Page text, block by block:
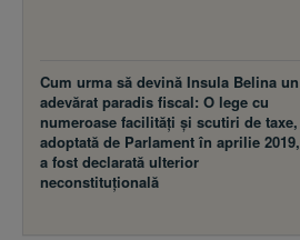
Cum urma să devină Insula Belina un
adevărat paradis fiscal: O lege cu
numeroase facilităţi şi scutiri de taxe,
adoptată de Parlament în aprilie 2019,
a fost declarată ulterior
neconstituţională